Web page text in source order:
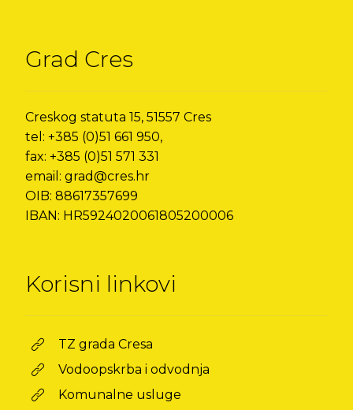
Grad Cres
Creskog statuta 15, 51557 Cres
tel: +385 (0)51 661 950,
fax: +385 (0)51 571 331
email: grad@cres.hr
OIB: 88617357699
IBAN: HR5924020061805200006
Korisni linkovi
TZ grada Cresa
Vodoopskrba i odvodnja
Komunalne usluge